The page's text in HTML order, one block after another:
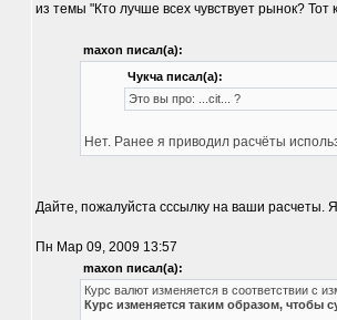
из темы "Кто лучше всех чувствует рынок? Тот
maxon писал(а):
Чукча писал(а):
Это вы про: ...cit... ?
Нет. Ранее я приводил расчёты
Дайте, пожалуйста сссылку на ваши расчеты.
Пн Мар 09, 2009 13:57
maxon писал(а):
Курс валют изменяется в соответствии с
Курс изменяется таким образом,